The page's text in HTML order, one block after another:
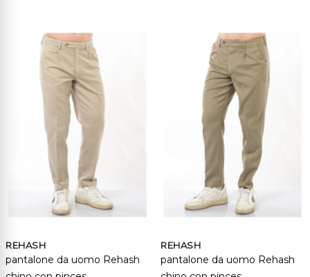
REHASH
pantalone da uomo Rehash
REHASH
pantalone da uomo Rehash